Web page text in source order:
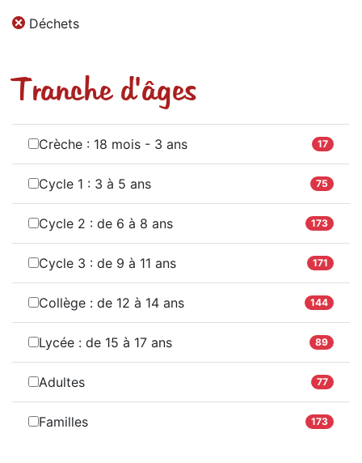
Déchets
Tranche d'âges
Crèche : 18 mois - 3 ans 17
Cycle 1 : 3 à 5 ans 75
Cycle 2 : de 6 à 8 ans 173
Cycle 3 : de 9 à 11 ans 171
Collège : de 12 à 14 ans 144
Lycée : de 15 à 17 ans 89
Adultes 77
Familles 173